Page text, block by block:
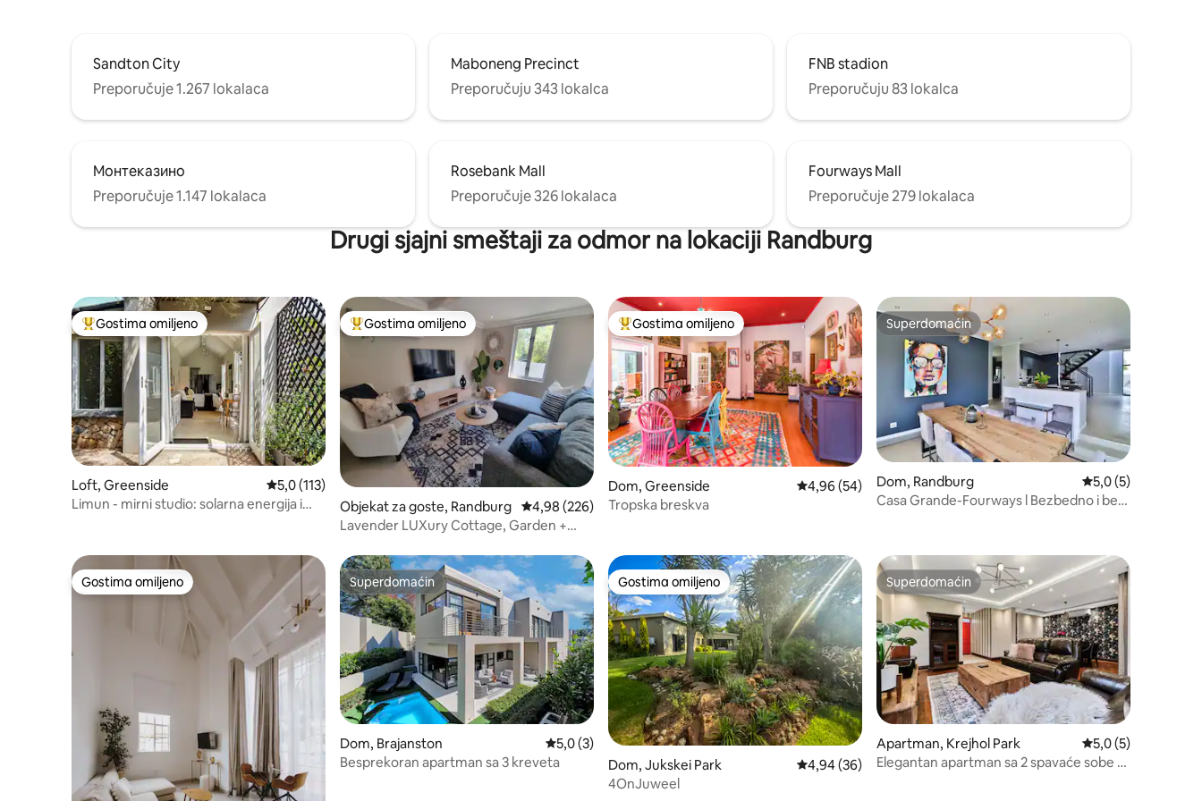
Sandton City
Preporučuje 1.267 lokalaca
Maboneng Precinct
Preporučuju 343 lokalca
FNB stadion
Preporučuju 83 lokalca
Монтеказино
Preporučuje 1.147 lokalaca
Rosebank Mall
Preporučuje 326 lokalaca
Fourways Mall
Preporučuje 279 lokalaca
Drugi sjajni smeštaji za odmor na lokaciji Randburg
Najuspešniji među gostima omiljenim
Gostima omiljeno
Loft, Greenside Prosečna ocena 5,0 od 5, utisaka: 113
5,0 (113)
Limun - mirni studio: solarna energija i
Najuspešniji među gostima omiljenim
Gostima omiljeno
Objekat za goste, Randburg Prosečna ocena 4,98 od 5, utisaka: 226
4,98 (226)
Lavender LUXury Cottage, Garden +
Najuspešniji među gostima omiljenim
Gostima omiljeno
Dom, Greenside Prosečna ocena 4,96 od 5, utisaka: 54
4,96 (54)
Tropska breskva
Superdomaćin
Superdomaćin
Dom, Randburg Prosečna ocena
5,0 (5)
Casa Grande-Fourways l Bezbedno i bez
Gostima omiljeno
Gostima omiljeno Superdomaćin
Superdomaćin
Dom, Brajanston Prosečna ocena 5,0 od 5, utisaka: 3
5,0 (3)
Besprekoran apartman sa 3 kreveta
Gostima omiljeno
Gostima omiljeno
Dom, Jukskei Park Prosečna ocena 4,94 od 5, utisaka: 36
4,94 (36)
4OnJuweel
Superdomaćin
Superdomaćin
Apartman, Krejhol Park Prosečna ocena
5,0 (5)
Elegantan apartman sa 2 spavaće sobe u